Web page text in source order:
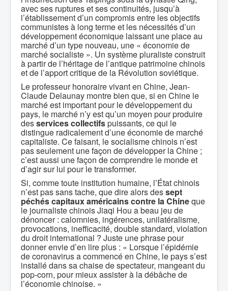
avec ses ruptures et ses continuités, jusqu’à
l’établissement d’un compromis entre les objectifs
communistes à long terme et les nécessités d’un
développement économique laissant une place au
marché d’un type nouveau, une « économie de
marché socialiste ». Un système pluraliste construit
à partir de l’héritage de l’antique patrimoine chinois
et de l’apport critique de la Révolution soviétique.
Le professeur honoraire vivant en Chine, Jean-
Claude Delaunay montre bien que, si en Chine le
marché est important pour le développement du
pays, le marché n’y est qu’un moyen pour produire
desservices collectifspuissants, ce qui le
distingue radicalement d’une économie de marché
capitaliste. Ce faisant, le socialisme chinois n’est
pas seulement une façon de développer la Chine ;
c’est aussi une façon de comprendre le monde et
d’agir sur lui pour le transformer.
Si, comme toute institution humaine, l’État chinois
n’est pas sans tache, que dire alors dessept
péchés capitauxaméricains contre la Chineque
le journaliste chinois Jiaqi Hou a beau jeu de
dénoncer : calomnies, ingérences, unilatéralisme,
provocations, inefficacité, double standard, violation
du droit international ? Juste une phrase pour
donner envie d’en lire plus : « Lorsque l’épidémie
de coronavirus a commencé en Chine, le pays s’est
installé dans sa chaise de spectateur, mangeant du
pop-corn, pour mieux assister à la débâche de
l’économie chinoise. »